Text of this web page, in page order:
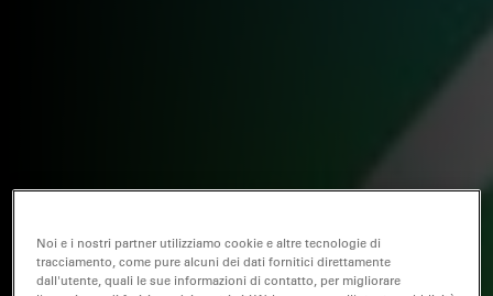
Noi e i nostri partner utilizziamo cookie e altre tecnologie di
tracciamento, come pure alcuni dei dati fornitici direttamente
dall'utente, quali le sue informazioni di contatto, per migliorare